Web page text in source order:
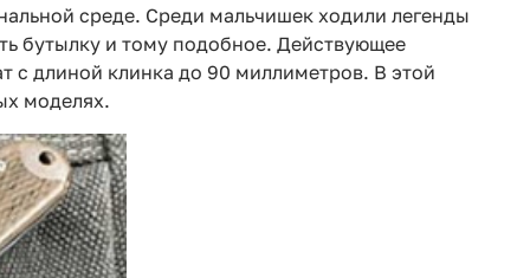
среде. Среди мальчишек ходили легенды
бутылку и тому подобное. Действующее
с длиной клинка до 90 миллиметров. В этой
моделях.